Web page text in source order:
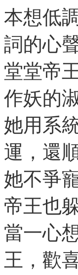
本想低
詞的心聲
堂堂帝
作妖的
她用系
運，還
她不爭
帝王也
當一心
王，歡